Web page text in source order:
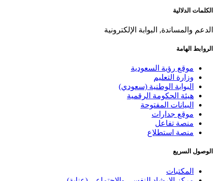
الكلمات الدلالية
الدعم والمساندة, البوابة الإلكترونية
الروابط الهامة
موقع رؤية السعودية
وزارة التعليم
البوابة الوطنية (سعودي)
هيئة الحكومة الرقمية
البيانات المفتوحة
موقع جدارات
منصة تفاعل
منصة استطلاع
الوصول السريع
المكتبات